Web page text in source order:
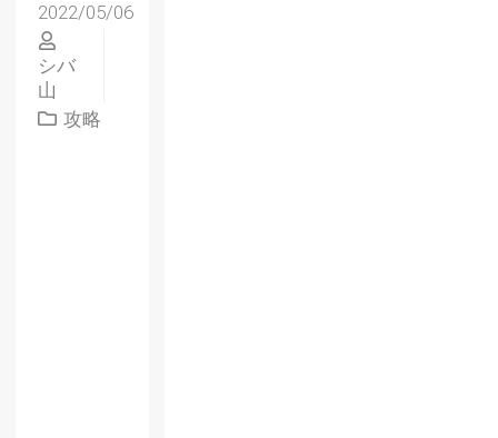
2022/05/06
シバ
山
攻略